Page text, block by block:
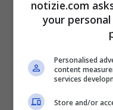
detta la verità: sarà
Onorevole Pella,
notizie.com
your
Personalised
content
services
Store and/or